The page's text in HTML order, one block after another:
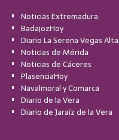
Noticias Extremadura
BadajozHoy
Diario La Serena Vegas
Noticias de Mérida
Noticias de Cáceres
PlasenciaHoy
Navalmoral y Comarca
Diario de la Vera
Diario de Jaraíz de la Vera